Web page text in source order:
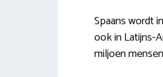
Spaans wordt
ook in Latijns-
miljoen